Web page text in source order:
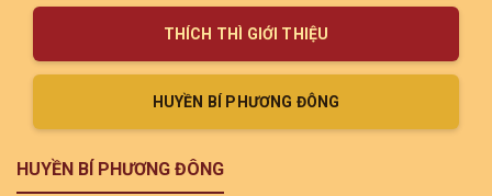
THÍCH THÌ GIỚI THIỆU
HUYỀN BÍ PHƯƠNG ĐÔNG
HUYỀN BÍ PHƯƠNG ĐÔNG